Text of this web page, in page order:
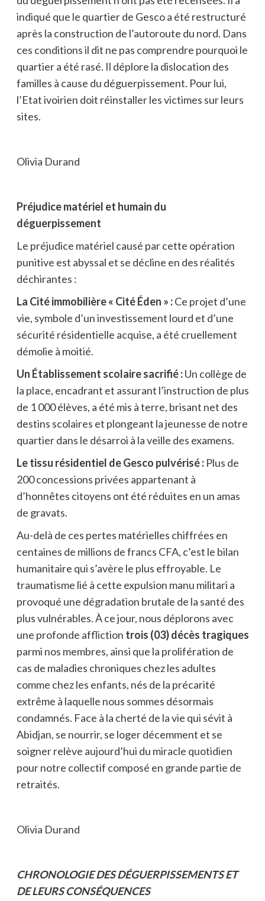
indiqué que le quartier de Gesco a été restructuré
après la construction de l’autoroute du nord. Dans
ces conditions il dit ne pas comprendre pourquoi le
quartier a été rasé. Il déplore la dislocation des
familles à cause du déguerpissement. Pour lui,
l’Etat ivoirien doit réinstaller les victimes sur leurs
sites.
Olivia Durand
Préjudice matériel et humain du
déguerpissement
Le préjudice matériel causé par cette opération
punitive est abyssal et se décline en des réalités
déchirantes :
La Cité immobilière « Cité Éden » :Ce projet d’une
vie, symbole d’un investissement lourd et d’une
sécurité résidentielle acquise, a été cruellement
démolie à moitié.
Un Établissement scolaire sacrifié :Un collège de
la place, encadrant et assurant l’instruction de plus
de 1 000 élèves, a été mis à terre, brisant net des
destins scolaires et plongeant la jeunesse de notre
quartier dans le désarroi à la veille des examens.
Le tissu résidentiel de Gesco pulvérisé :Plus de
200 concessions privées appartenant à
d’honnêtes citoyens ont été réduites en un amas
de gravats.
Au-delà de ces pertes matérielles chiffrées en
centaines de millions de francs CFA, c’est le bilan
humanitaire qui s’avère le plus effroyable. Le
traumatisme lié à cette expulsion manu militari a
provoqué une dégradation brutale de la santé des
plus vulnérables. À ce jour, nous déplorons avec
une profonde affliction trois (03) décès tragiques
parmi nos membres, ainsi que la prolifération de
cas de maladies chroniques chez les adultes
comme chez les enfants, nés de la précarité
extrême à laquelle nous sommes désormais
condamnés. Face à la cherté de la vie qui sévit à
Abidjan, se nourrir, se loger décemment et se
soigner relève aujourd’hui du miracle quotidien
pour notre collectif composé en grande partie de
retraités.
Olivia Durand
CHRONOLOGIE DES DÉGUERPISSEMENTS ET
DELEURS CONSÉQUENCES